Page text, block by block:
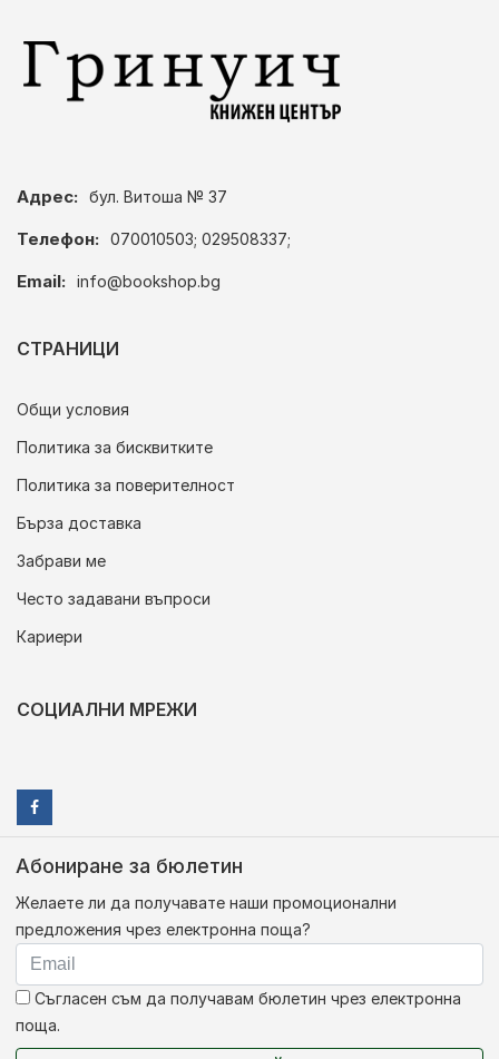
Адрес: бул. Витоша № 37
Телефон: 070010503; 029508337;
Email: info@bookshop.bg
СТРАНИЦИ
Общи условия
Политика за бисквитките
Политика за поверителност
Бърза доставка
Забрави ме
Често задавани въпроси
Кариери
СОЦИАЛНИ МРЕЖИ
Абониране за бюлетин
Желаете ли да получавате наши промоционални
предложения чрез електронна поща?
Съгласен съм да получавам бюлетин чрез електронна
поща.